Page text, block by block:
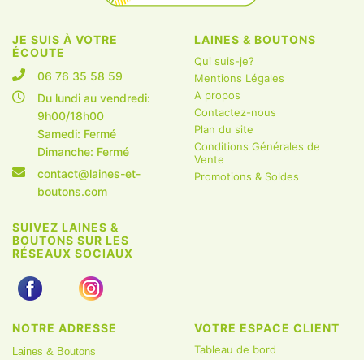
JE SUIS À VOTRE
ÉCOUTE
06 76 35 58 59
Du lundi au vendredi:
9h00/18h00
Samedi: Fermé
Dimanche: Fermé
contact@laines-et-
boutons.com
SUIVEZ LAINES &
BOUTONS SUR LES
RÉSEAUX SOCIAUX
LAINES & BOUTONS
Qui suis-je?
Mentions Légales
A propos
Contactez-nous
Plan du site
Conditions Générales de
Vente
Promotions & Soldes
NOTRE ADRESSE
Laines & Boutons
VOTRE ESPACE CLIENT
Tableau de bord